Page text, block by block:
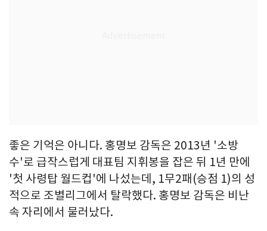
좋은 기억은 아니다. 홍명보 감독은 2013년 '소방
수'로 급작스럽게 대표팀 지휘봉을 잡은 뒤 1년 만에
'첫 사령탑 월드컵'에 나섰는데, 1무2패(승점 1)의 성
적으로 조별리그에서 탈락했다. 홍명보 감독은 비난
속 자리에서 물러났다.